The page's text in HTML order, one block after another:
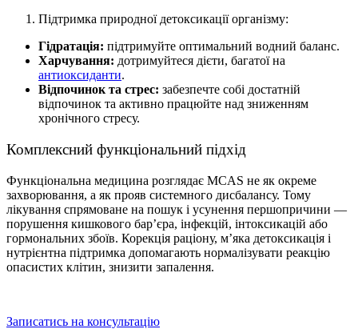
Підтримка природної детоксикації організму:
Гідратація: підтримуйте оптимальний водний баланс.
Харчування: дотримуйтеся дієти, багатої на
антиоксиданти.
Відпочинок та стрес: забезпечте собі достатній
відпочинок та активно працюйте над зниженням
хронічного стресу.
Комплексний функціональний підхід
Функціональна медицина розглядає MCAS не як окреме
захворювання, а як прояв системного дисбалансу. Тому
лікування спрямоване на пошук і усунення першопричини —
порушення кишкового бар’єра, інфекцій, інтоксикацій або
гормональних збоїв. Корекція раціону, м’яка детоксикація і
нутрієнтна підтримка допомагають нормалізувати реакцію
опасистих клітин, знизити запалення.
Записатись на консультацію